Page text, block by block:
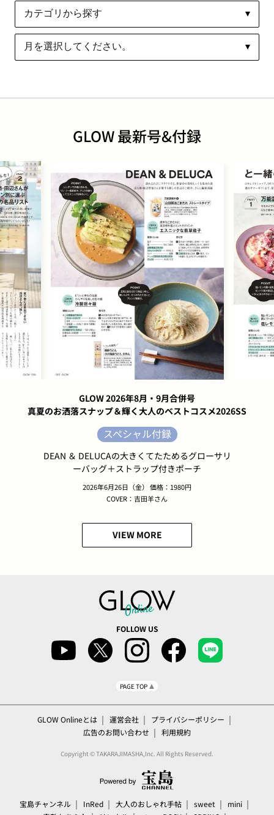
GLOW 最新号&付録
GLOW 2026年8月・9月合併号
真夏のお洒落スナップ＆輝く大人のベストコスメ2026SS
スペシャル付録
DEAN ＆ DELUCAの大きくてたためるグローサリ
ーバッグ＋ストラップ付きポーチ
2026年6月26日（金） 価格：1980円
COVER：吉田羊さん
VIEW MORE
FOLLOW US
PAGE TOP
GLOW Onlineとは 運営会社
プライバシーポリシー
広告のお問い合わせ
利用規約
Copyright © TAKARAJIMASHA,Inc. All Rights Reserved.
宝島チャンネル InRed 大人のおしゃれ手帖 sweet
mini